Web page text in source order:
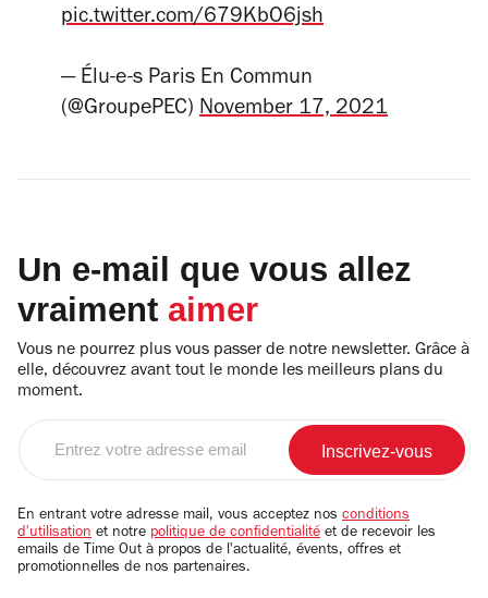
pic.twitter.com/679KbO6jsh
— Élu-e-s Paris En Commun
(@GroupePEC) November 17, 2021
Un e-mail que vous allez
vraiment aimer
Vous ne pourrez plus vous passer de notre newsletter. Grâce à
elle, découvrez avant tout le monde les meilleurs plans du
moment.
email
En entrant votre adresse mail, vous acceptez nos conditions
d'utilisation et notre politique de confidentialité et de recevoir les
emails de Time Out à propos de l'actualité, évents, offres et
promotionnelles de nos partenaires.